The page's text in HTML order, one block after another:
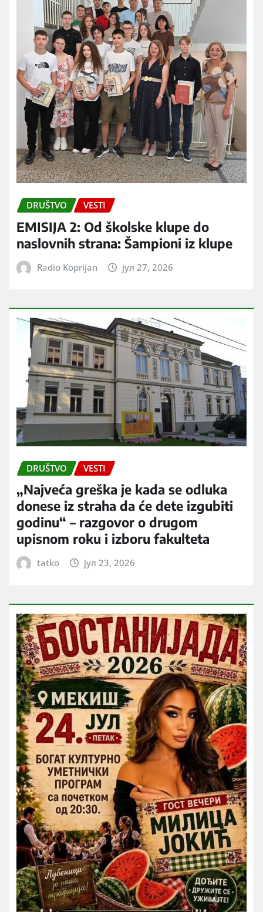
DRUŠTVO VESTI
EMISIJA 2: Od školske klupe do
naslovnih strana: Šampioni iz klupe
Radio Koprijan јул 27, 2026
DRUŠTVO VESTI
„Najveća greška je kada se odluka
donese iz straha da će dete izgubiti
godinu“ – razgovor o drugom
upisnom roku i izboru fakulteta
tatko јул 23, 2026